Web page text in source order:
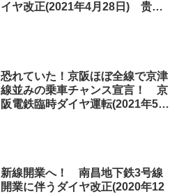
イヤ改正(2021年4月28日) 贵阳
恐れていた！京阪ほぼ全線で京津
線並みの乗車チャンス宣言！ 京
阪電鉄臨時ダイヤ運転(2021年5
新線開業へ！ 南昌地下鉄3号線
開業に伴うダイヤ改正(2020年12